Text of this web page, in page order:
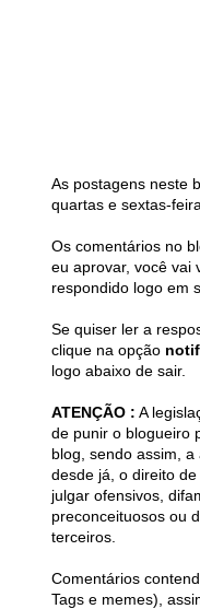
As postagens neste
quartas e sextas-
Os comentários no
eu aprovar, você vai
respondido logo em
Se quiser ler a
clique na opção
logo abaixo de sair.
ATENÇÃO : A
de punir o blogueiro
blog, sendo assim, a
desde já, o direito
julgar ofensivos,
preconceituosos ou
terceiros.
Comentários
Tags e memes),